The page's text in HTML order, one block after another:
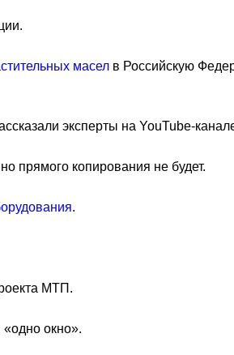
масел в Российскую
эксперты на YouTube-
прямого копирования не будет.
.
МТП.
окно».